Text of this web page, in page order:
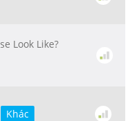
Look Like?
Khác